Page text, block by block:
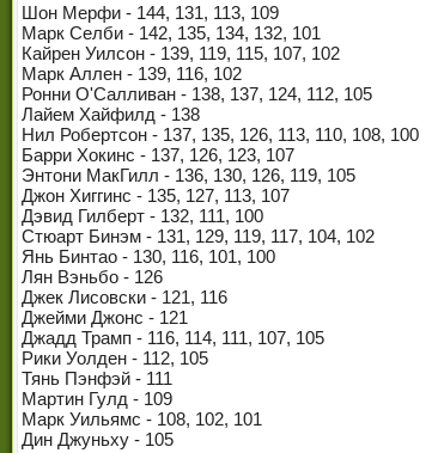
Шон Мерфи - 144, 131, 113, 109
Марк Селби - 142, 135, 134, 132, 101
Кайрен Уилсон - 139, 119, 115, 107, 102
Марк Аллен - 139, 116, 102
Ронни О'Салливан - 138, 137, 124, 112, 105
Лайем Хайфилд - 138
Нил Робертсон - 137, 135, 126, 113, 110, 108, 100
Барри Хокинс - 137, 126, 123, 107
Энтони МакГилл - 136, 130, 126, 119, 105
Джон Хиггинс - 135, 127, 113, 107
Дэвид Гилберт - 132, 111, 100
Стюарт Бинэм - 131, 129, 119, 117, 104, 102
Янь Бинтао - 130, 116, 101, 100
Лян Вэньбо - 126
Джек Лисовски - 121, 116
Джейми Джонс - 121
Джадд Трамп - 116, 114, 111, 107, 105
Рики Уолден - 112, 105
Тянь Пэнфэй - 111
Мартин Гулд - 109
Марк Уильямс - 108, 102, 101
Дин Джуньху - 105